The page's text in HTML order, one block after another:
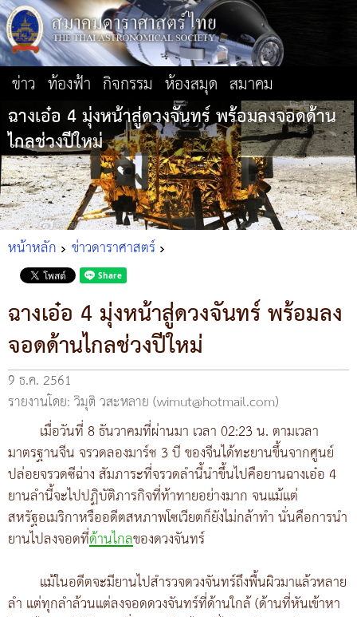
ข่าว ท้องฟ้า กิจกรรม ห้องสมุด สมาคม
ฉางเอ๋อ 4 มุ่งหน้าสู่ดวงจันทร์ พร้อมลงจอดด้าน
ไกลช่วงปีใหม่
หน้าหลัก ข่าวดาราศาสตร์
ฉางเอ๋อ 4 มุ่งหน้าสู่ดวงจันทร์ พร้อมลง
จอดด้านไกลช่วงปีใหม่
9 ธ.ค. 2561
รายงานโดย: วิมุติ วสะหลาย (wimut@hotmail.com)
เมื่อวันที่ 8 ธันวาคมที่ผ่านมา เวลา 02:23 น. ตามเวลา
มาตรฐานจีน จรวดลองมาร์ช 3 บี ของจีนได้ทะยานขึ้นจากศูนย์
ปล่อยจรวดซีฉ่าง สัมภาระที่จรวดลำนี้นำขึ้นไปคือยานฉางเอ๋อ 4
ยานลำนี้จะไปปฏิบัติภารกิจที่ท้าทายอย่างมาก จนแม้แต่
สหรัฐอเมริกาหรืออดีตสหภาพโซเวียตก็ยังไม่กล้าทำ นั่นคือการนำ
ยานไปลงจอดที่ด้านไกลของดวงจันทร์
แม้ในอดีตจะมียานไปสำรวจดวงจันทร์ถึงพื้นผิวมาแล้วหลาย
ลำ แต่ทุกลำล้วนแต่ลงจอดดวงจันทร์ที่ด้านใกล้ (ด้านที่หันเข้าหา